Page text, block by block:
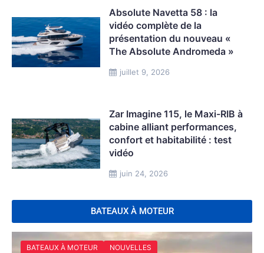
juillet 9, 2026
Absolute Navetta 58 : la
vidéo complète de la
présentation du nouveau «
The Absolute Andromeda »
juin 24, 2026
Zar Imagine 115, le Maxi-RIB à
cabine alliant performances,
confort et habitabilité : test
vidéo
BATEAUX À MOTEUR
BATEAUX À MOTEUR NOUVELLES